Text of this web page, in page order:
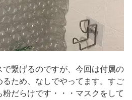
繋げるのですが、今回は付属の
ため、なしでやってます。すご
だらけです・・・マスクをして